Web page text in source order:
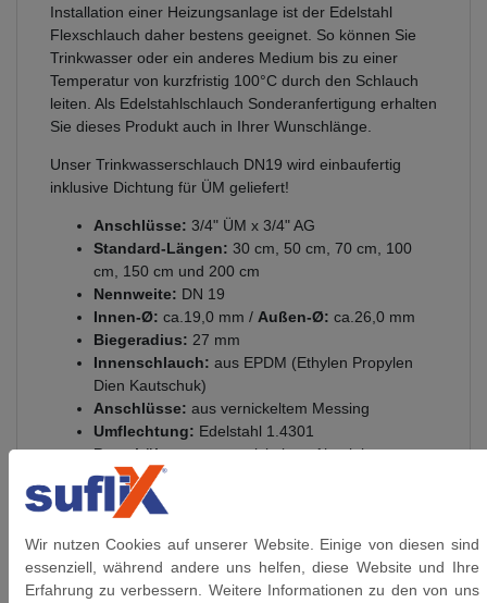
Installation einer Heizungsanlage ist der Edelstahl
Flexschlauch daher bestens geeignet. So können Sie
Trinkwasser oder ein anderes Medium bis zu einer
Temperatur von kurzfristig 100°C durch den Schlauch
leiten. Als Edelstahlschlauch Sonderanfertigung erhalten
Sie dieses Produkt auch in Ihrer Wunschlänge.
Unser Trinkwasserschlauch DN19 wird einbaufertig
inklusive Dichtung für ÜM geliefert!
Anschlüsse: 3/4" ÜM x 3/4" AG
Standard-Längen: 30 cm, 50 cm, 70 cm, 100
cm, 150 cm und 200 cm
Nennweite: DN 19
Innen-Ø: ca.19,0 mm / Außen-Ø: ca.26,0 mm
Biegeradius: 27 mm
Innenschlauch: aus EPDM (Ethylen Propylen
Dien Kautschuk)
Anschlüsse: aus vernickeltem Messing
Umflechtung: Edelstahl 1.4301
Presshülsen: aus vernickeltem Aluminium
Betriebsdruck:
Temperaturbereich:
+90°C
Beständigkeit - nicht geeignet:Heizöl (L,EL),
Kerosin, Ottokraftstoff (Raumtemperatur),
Methanol / Ethanol (Raumtemperatur),
Wir nutzen Cookies auf unserer Website. Einige von diesen sind
essenziell, während andere uns helfen, diese Website und Ihre
Erfahrung zu verbessern. Weitere Informationen zu den von uns